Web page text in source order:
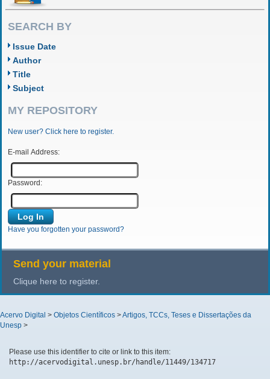
SEARCH BY
Issue Date
Author
Title
Subject
MY REPOSITORY
New user? Click here to register.
E-mail Address:
Password:
Have you forgotten your password?
Send your material
Clique here to register.
Acervo Digital > Objetos Científicos >Artigos, TCCs, Teses e Dissertações da
Unesp >
Please use this identifier to cite or link to this item:
http://acervodigital.unesp.br/handle/11449/134717